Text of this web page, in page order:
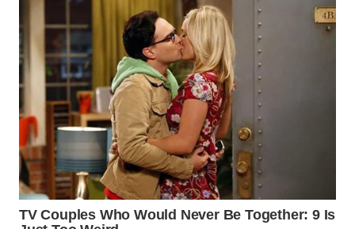
WN
INDRAMAYU
WN
KUNINGAN
WN
MAJALENGKA
WN
SUBANG